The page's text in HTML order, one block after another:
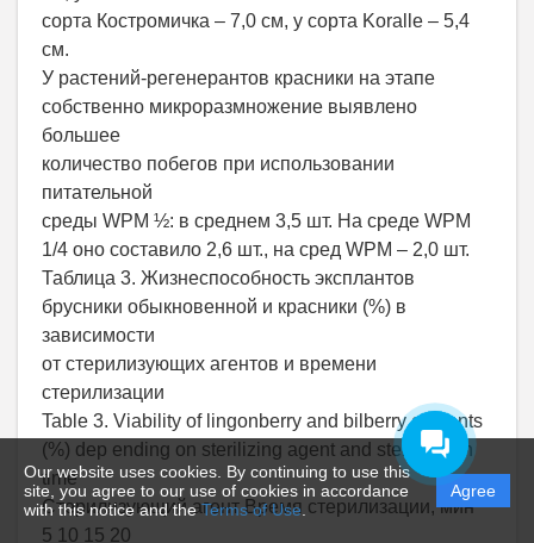
Our website uses cookies. By continuing to use this
site, you agree to our use of cookies in accordance
with this notice and theTerms of Use
Agree
сорта Костромичка – 7,0 см, у сорта Koralle – 5,4
см.
У растений-регенерантов красники на этапе
собственно микроразмножение выявлено
большее
количество побегов при использовании
питательной
среды WPM ½: в среднем 3,5 шт. На среде WPM
1/4 оно составило 2,6 шт., на сред WPM – 2,0 шт.
Таблица 3. Жизнеспособность эксплантов
брусники обыкновенной и красники (%) в
зависимости
от стерилизующих агентов и времени
стерилизации
Table 3. Viability of lingonberry and bilberry explants
(%) dep ending on sterilizing agent and sterilization
time
Стерилизующий агент Время стерилизации, мин
5 10 15 20